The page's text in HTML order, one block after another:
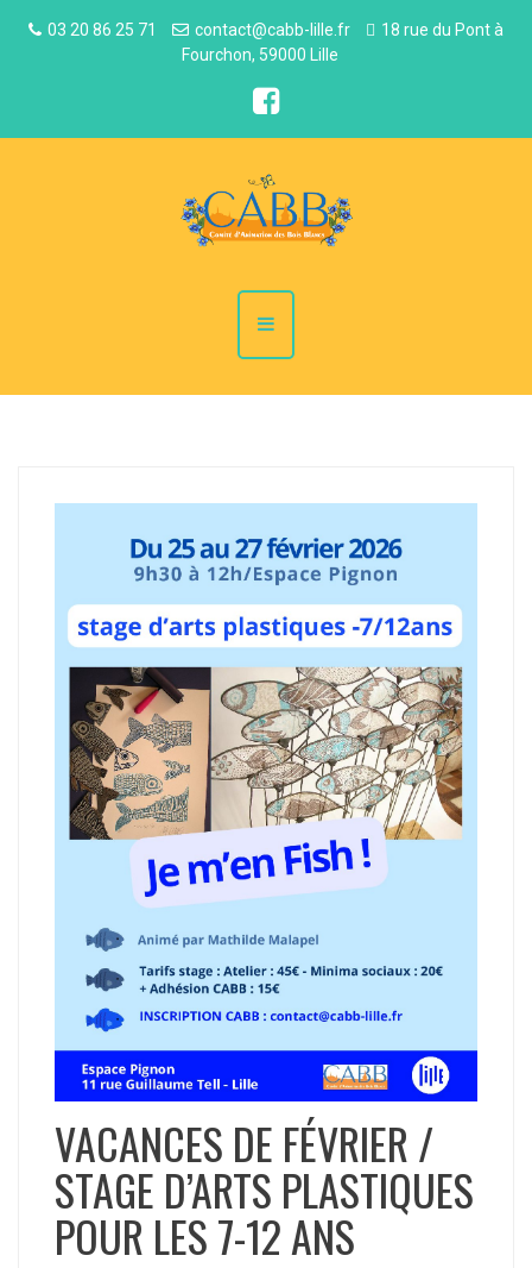
03 20 86 25 71 contact@cabb-lille.fr
18 rue du Pont à
Fourchon, 59000 Lille
VACANCES DE FÉVRIER /
STAGE D’ARTS PLASTIQUES
POUR LES 7-12 ANS